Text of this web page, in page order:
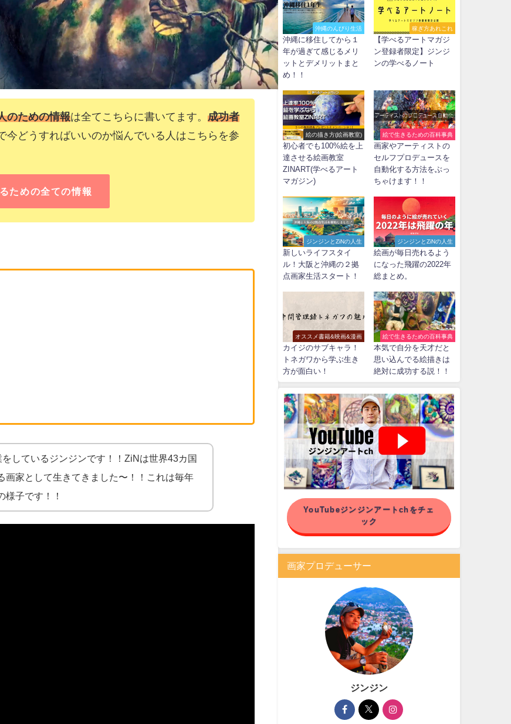
のための情報は全てこちらに書いてます。成功者
今どうすればいいのか悩んでいる人はこちらを参
ための全ての情報
しているジンジンです！！ZiNは世界43カ国
画家として生きてきました〜！！これは毎年
様子です！！
沖縄のんびり生活
沖縄に移住してから１
年が過ぎて感じるメリ
ットとデメリットまと
め！！
稼ぎ方あれこれ
【学べるアートマガジ
ン登録者限定】ジンジ
ンの学べるノート
絵の描き方(絵画教室)
初心者でも100%絵を上
達させる絵画教室
ZINART(学べるアート
マガジン)
絵で生きるための百科事典
画家やアーティストの
セルフプロデュースを
自動化する方法をぶっ
ちゃけます！！
ジンジンとZiNの人生
新しいライフスタイ
ル！大阪と沖縄の２拠
点画家生活スタート！
ジンジンとZiNの人生
絵画が毎日売れるよう
になった飛躍の2022年
総まとめ。
オススメ書籍&映画&漫画
カイジのサブキャラ！
トネガワから学ぶ生き
方が面白い！
絵で生きるための百科事典
本気で自分を天才だと
思い込んでる絵描きは
絶対に成功する説！！
YouTubeジンジンアートchをチェ
ック
画家プロデューサー
ジンジン